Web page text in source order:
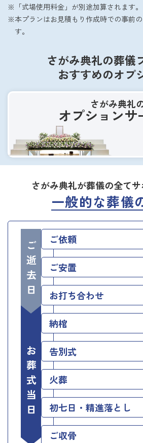
「式場使用料金」が別途加算されます。
本プランはお見積もり作成時での事前
す。
さがみ典礼の葬儀
おすすめのオプ
さがみ典礼
オプションサ
さがみ典礼が葬儀の全て
一般的な葬儀
ご逝去日 ご依頼
ご安置
お打ち合わせ
お葬式当日
納棺
告別式
火葬
初七日・精進落とし
ご収骨